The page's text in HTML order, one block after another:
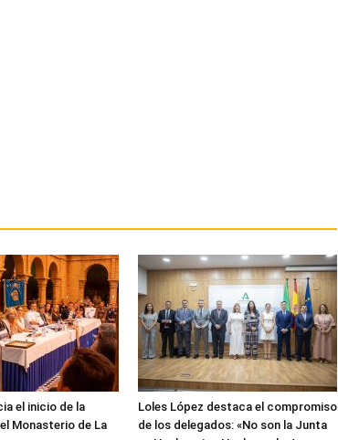
el inicio de la
Monasterio de La
Loles López destaca el compromiso
de los delegados: «No son la Junta